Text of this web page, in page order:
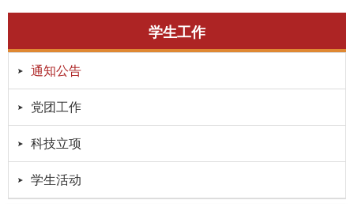
学生工作
通知公告
党团工作
科技立项
学生活动